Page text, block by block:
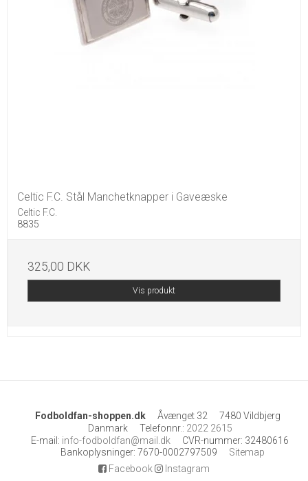
Celtic F.C. Stål Manchetknapper i Gaveæske
Celtic F.C.
8835
325,00 DKK
Vis produkt
Fodboldfan-shoppen.dk Åvænget 32
7480 Vildbjerg
Danmark
Telefonnr.: 2022 2615
E-mail: info-fodboldfan@mail.dk CVR-nummer: 32480616
Bankoplysninger: 7670-0002797509
Sitemap
Facebook
Instagram